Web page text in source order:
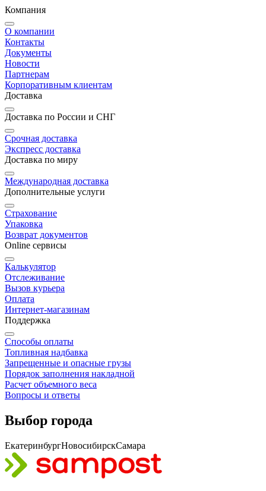
Компания
О компании
Контакты
Документы
Новости
Партнерам
Корпоративным клиентам
Доставка
Доставка по России и СНГ
Срочная доставка
Экспресс доставка
Доставка по миру
Международная доставка
Дополнительные услуги
Страхование
Упаковка
Возврат документов
Online сервисы
Калькулятор
Отслеживание
Вызов курьера
Оплата
Интернет-магазинам
Поддержка
Способы оплаты
Топливная надбавка
Запрещенные и опасные грузы
Порядок заполнения накладной
Расчет объемного веса
Вопросы и ответы
Выбор города
ЕкатеринбургНовосибирскСамара